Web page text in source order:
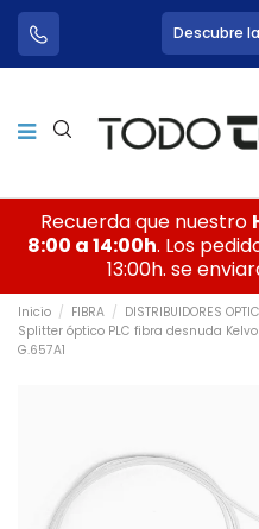
Descubre
Recuerda que nuestro
8:00 a 14:00h. Los
13:00h. se
Inicio FIBRA DISTRIBUIDORES
Splitter óptico PLC fibra desnuda Kelvo
G.657A1